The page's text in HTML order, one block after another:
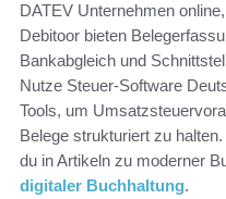
DATEV Unternehmen
Debitoor bieten
Bankabgleich und
Nutze Steuer-Software
Tools, um
Belege strukturiert zu
du in Artikeln zu moderner
digitaler Buchhaltung.